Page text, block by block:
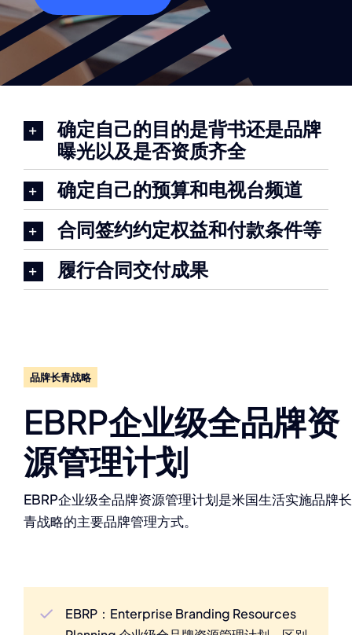
确定自己的目的是背书还是品牌
曝光以及是否资质齐全
确定自己的预算和电视台频道
合同签约约定权益和付款条件等
履行合同交付成果
品牌长青战略
EBRP企业级全品牌资
源管理计划
EBRP企业级全品牌资源管理计划是米国生活实施品牌长
青战略的主要品牌管理方式。
EBRP：Enterprise Branding Resources